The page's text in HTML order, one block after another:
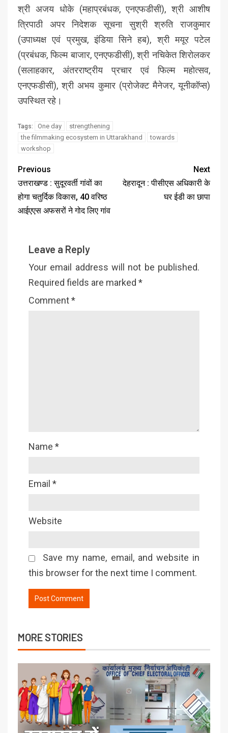
श्री अजय धोके (महाप्रबंधक, एनएफडीसी), श्री आशीष
त्रिपाठी अपर निदेशक सूचना सुश्री श्रुति राजकुमार
(उपाध्यक्ष एवं प्रमुख, इंडिया सिने हब), श्री मयूर पटेल
(प्रबंधक, फिल्म बाजार, एनएफडीसी), श्री नचिकेत शिरोलकर
(सलाहकार, अंतरराष्ट्रीय प्रचार एवं फिल्म महोत्सव,
एनएफडीसी), श्री अभय कुमार (प्रोजेक्ट मैनेजर, यूनीकॉप्स)
उपस्थित रहे।
Tags: One day
strengthening
the filmmaking ecosystem in Uttarakhand
towards
workshop
Previous
उत्तराखण्ड : सुदूरवर्ती गांवों का
होगा चतुर्दिक विकास, 40 वरिष्ठ
आईएएस अफसरों ने गोद लिए गांव
Next
देहरादून : पीसीएस अधिकारी के
घर ईडी का छापा
Leave a Reply
Your email address will not be published.
Required fields are marked *
Comment*
Name *
Email *
Website
Save my name, email, and website in
this browser for the next time I comment.
MORE STORIES